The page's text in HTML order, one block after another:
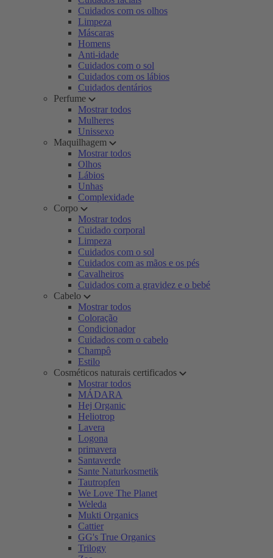
Cuidados com os olhos
Limpeza
Máscaras
Homens
Anti-idade
Cuidados com o sol
Cuidados com os lábios
Cuidados dentários
Perfume
Mostrar todos
Mulheres
Unissexo
Maquilhagem
Mostrar todos
Olhos
Lábios
Unhas
Complexidade
Corpo
Mostrar todos
Cuidado corporal
Limpeza
Cuidados com o sol
Cuidados com as mãos e os pés
Cavalheiros
Cuidados com a gravidez e o bebé
Cabelo
Mostrar todos
Coloração
Condicionador
Cuidados com o cabelo
Champô
Estilo
Cosméticos naturais certificados
Mostrar todos
MÁDARA
Hej Organic
Heliotrop
Lavera
Logona
primavera
Santaverde
Sante Naturkosmetik
Tautropfen
We Love The Planet
Weleda
Mukti Organics
Cattier
GG's True Organics
Trilogy